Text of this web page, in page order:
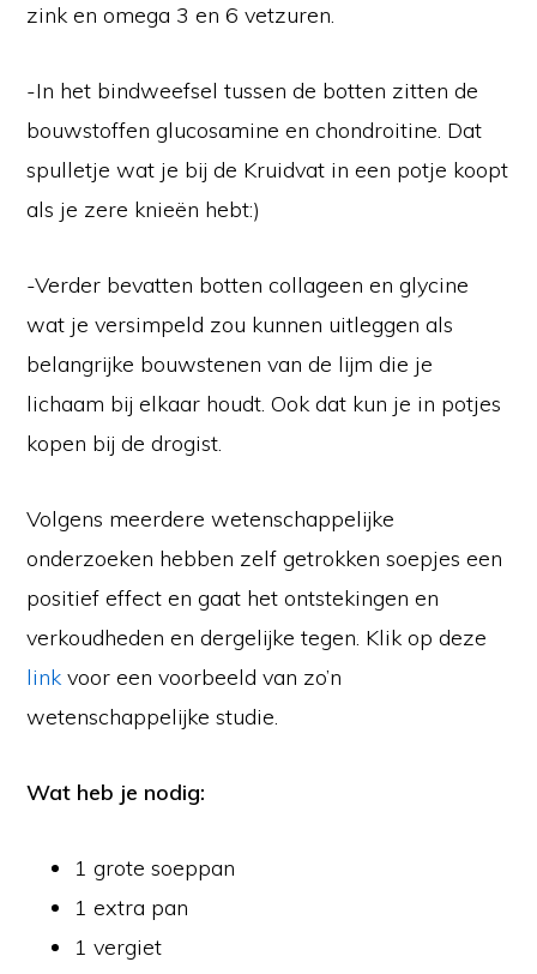
zink en omega 3 en 6 vetzuren.
-In het bindweefsel tussen de botten zitten de
bouwstoffen glucosamine en chondroitine. Dat
spulletje wat je bij de Kruidvat in een potje koopt
als je zere knieën hebt:)
-Verder bevatten botten collageen en glycine
wat je versimpeld zou kunnen uitleggen als
belangrijke bouwstenen van de lijm die je
lichaam bij elkaar houdt. Ook dat kun je in potjes
kopen bij de drogist.
Volgens meerdere wetenschappelijke
onderzoeken hebben zelf getrokken soepjes een
positief effect en gaat het ontstekingen en
verkoudheden en dergelijke tegen. Klik op deze
link voor een voorbeeld van zo’n
wetenschappelijke studie.
Wat heb je nodig:
1 grote soeppan
1 extra pan
1 vergiet